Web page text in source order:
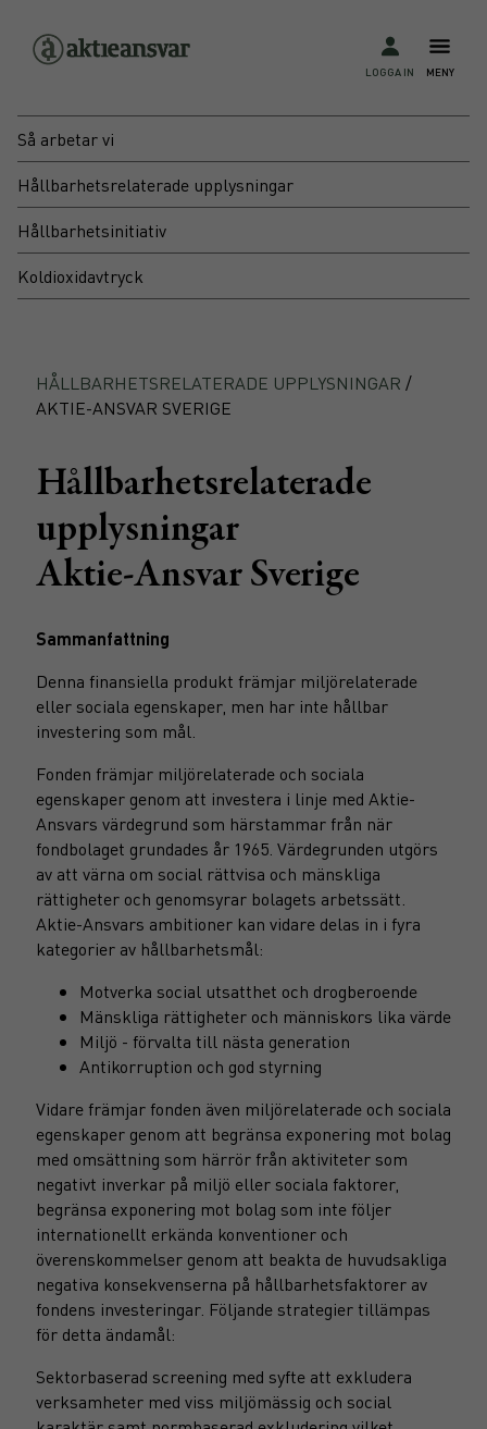
MENY
LOGGA IN
Så arbetar vi
Hållbarhetsrelaterade upplysningar
Hållbarhetsinitiativ
Koldioxidavtryck
HÅLLBARHETSRELATERADE UPPLYSNINGAR /
AKTIE-ANSVAR SVERIGE
Hållbarhetsrelaterade
upplysningar
Aktie-Ansvar Sverige
Sammanfattning
Denna finansiella produkt främjar miljörelaterade
eller sociala egenskaper, men har inte hållbar
investering som mål.
Fonden främjar miljörelaterade och sociala
egenskaper genom att investera i linje med Aktie-
Ansvars värdegrund som härstammar från när
fondbolaget grundades år 1965. Värdegrunden utgörs
av att värna om social rättvisa och mänskliga
rättigheter och genomsyrar bolagets arbetssätt.
Aktie-Ansvars ambitioner kan vidare delas in i fyra
kategorier av hållbarhetsmål:
Motverka social utsatthet och drogberoende
Mänskliga rättigheter och människors lika värde
Miljö - förvalta till nästa generation
Antikorruption och god styrning
Vidare främjar fonden även miljörelaterade och sociala
egenskaper genom att begränsa exponering mot bolag
med omsättning som härrör från aktiviteter som
negativt inverkar på miljö eller sociala faktorer,
begränsa exponering mot bolag som inte följer
internationellt erkända konventioner och
överenskommelser genom att beakta de huvudsakliga
negativa konsekvenserna på hållbarhetsfaktorer av
fondens investeringar. Följande strategier tillämpas
för detta ändamål:
Sektorbaserad screening med syfte att exkludera
verksamheter med viss miljömässig och social